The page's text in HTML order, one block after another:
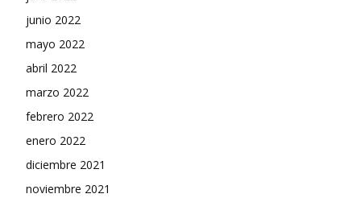
junio 2022
mayo 2022
abril 2022
marzo 2022
febrero 2022
enero 2022
diciembre 2021
noviembre 2021